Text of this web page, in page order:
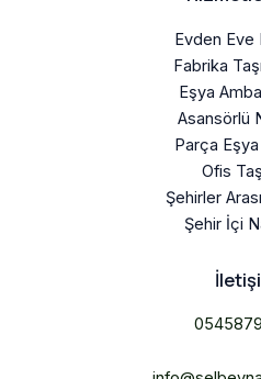
Evden Eve
Fabrika
Eşya
Asansörlü
Parça Eşya
Ofis
Şehirler
Şehir İçi